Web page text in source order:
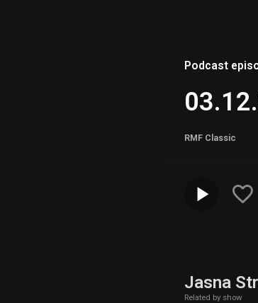
Podcast
RMF Classic
Jasna
Related by show